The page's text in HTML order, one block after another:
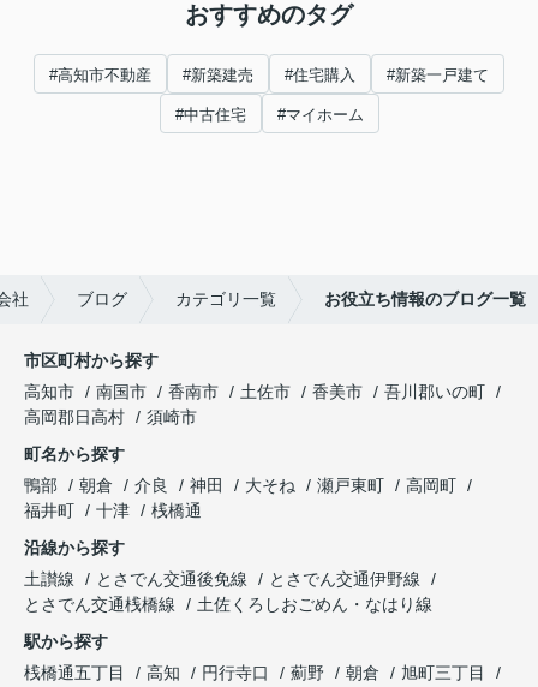
おすすめのタグ
#高知市不動産 #新築建売 #住宅購入 #新築一戸建て
#中古住宅 #マイホーム
社 ブログ カテゴリ一覧 お役立ち情報のブログ一覧
市区町村から探す
高知市
南国市 香南市 土佐市 香美市
吾川郡いの町
高岡郡日高村
須崎市
町名から探す
鴨部
朝倉 介良 神田 大そね 瀬戸東町
高岡町
福井町
十津
桟橋通
沿線から探す
土讃線
とさでん交通後免線
とさでん交通伊野線
とさでん交通桟橋線
土佐くろしおごめん・なはり線
駅から探す
桟橋通五丁目
高知 円行寺口 薊野 朝倉
旭町三丁目